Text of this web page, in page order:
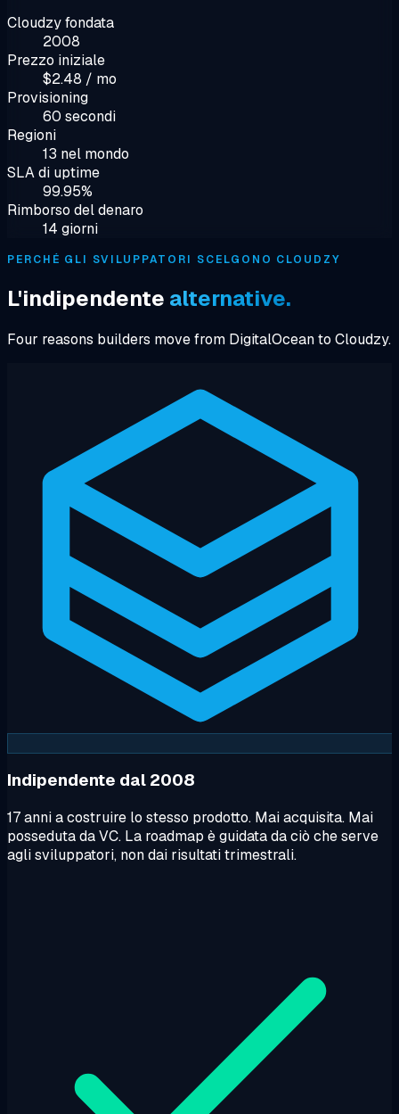
Cloudzy fondata
2008
Prezzo iniziale
$2.48 / mo
Provisioning
60 secondi
Regioni
13 nel mondo
SLA di uptime
99.95%
Rimborso del denaro
14 giorni
PERCHÉ GLI SVILUPPATORI SCELGONO CLOUDZY
L'indipendente alternative.
Four reasons builders move from DigitalOcean to Cloudzy.
Indipendente dal 2008
17 anni a costruire lo stesso prodotto. Mai acquisita. Mai
posseduta da VC. La roadmap è guidata da ciò che serve
agli sviluppatori, non dai risultati trimestrali.